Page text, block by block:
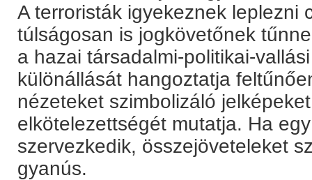
A terroristák igyekeznek leplezni
túlságosan is jogkövetőnek
a hazai társadalmi-politikai-
különállását hangoztatja
nézeteket szimbolizáló
elkötelezettségét mutatja. Ha
szervezkedik, összejöveteleket
gyanús.